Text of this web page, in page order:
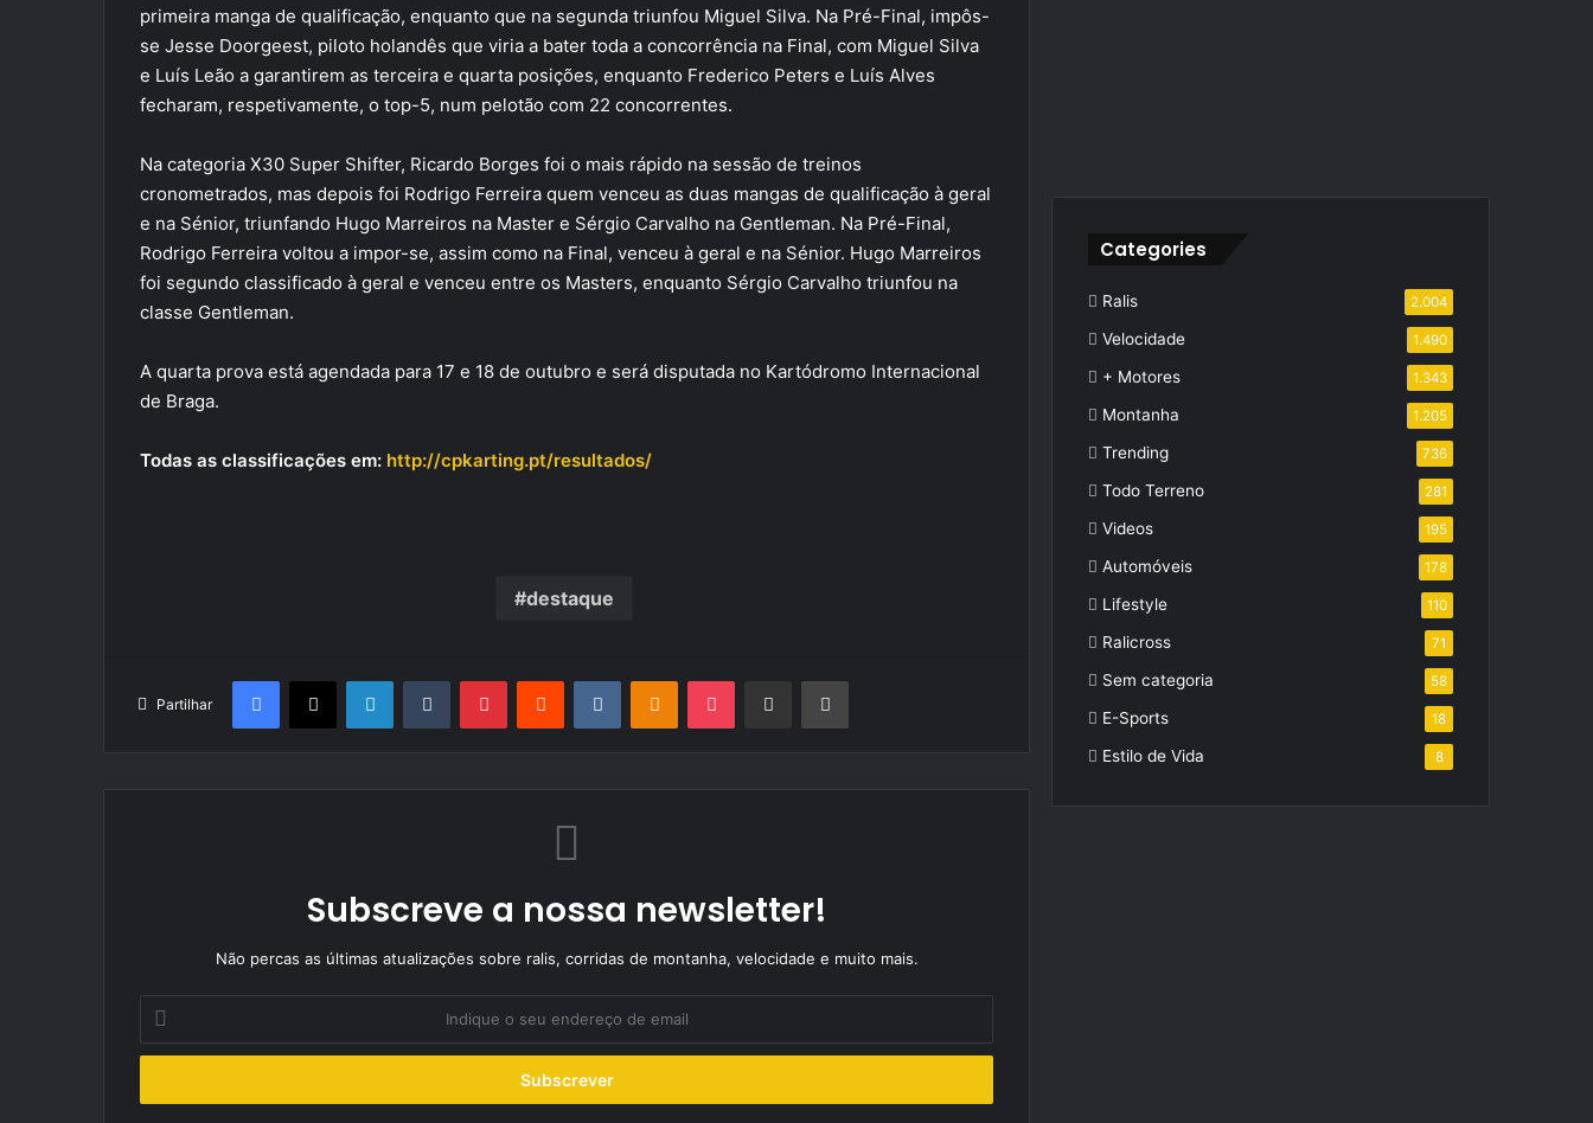
primeira manga de qualificação, enquanto que na segunda triunfou Miguel Silva. Na Pré-Final, impôs-
se Jesse Doorgeest, piloto holandês que viria a bater toda a concorrência na Final, com Miguel Silva
e Luís Leão a garantirem as terceira e quarta posições, enquanto Frederico Peters e Luís Alves
fecharam, respetivamente, o top-5, num pelotão com 22 concorrentes.
Na categoria X30 Super Shifter, Ricardo Borges foi o mais rápido na sessão de treinos
cronometrados, mas depois foi Rodrigo Ferreira quem venceu as duas mangas de qualificação à geral
e na Sénior, triunfando Hugo Marreiros na Master e Sérgio Carvalho na Gentleman. Na Pré-Final,
Rodrigo Ferreira voltou a impor-se, assim como na Final, venceu à geral e na Sénior. Hugo Marreiros
foi segundo classificado à geral e venceu entre os Masters, enquanto Sérgio Carvalho triunfou na
classe Gentleman.
A quarta prova está agendada para 17 e 18 de outubro e será disputada no Kartódromo Internacional
de Braga.
Todas as classificações em: http://cpkarting.pt/resultados/
destaque
Partilhar
Facebook
X LinkedInTumblr PinterestReddit VKontakteOdnoklassniki
Pocket Partilhar Via Email Imprimir
Subscreve a nossa newsletter!
Não percas as últimas atualizações sobre ralis, corridas de montanha, velocidade e muito mais.
Indique
seu
de
Categories
Ralis 2.004
Velocidade 1.490
+ Motores 1.343
Montanha 1.205
Trending 736
Todo Terreno 281
Videos 195
Automóveis 178
Lifestyle 110
Ralicross 71
Sem categoria 58
E-Sports 18
Estilo de Vida 8